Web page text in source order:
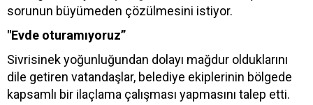
sorunun büyümeden çözülmesini istiyor.
"Evde oturamıyoruz”
Sivrisinek yoğunluğundan dolayı mağdur olduklarını
dile getiren vatandaşlar, belediye ekiplerinin bölgede
kapsamlı bir ilaçlama çalışması yapmasını talep etti.